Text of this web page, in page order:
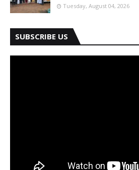
Tuesday, August 04, 2026
SUBSCRIBE US